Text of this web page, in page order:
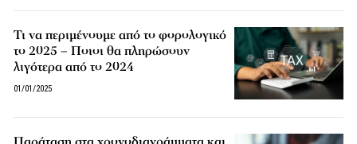
Τι να περιμένουμε από το φορολογικό
το 2025 – Ποιοι θα πληρώσουν
λιγότερα από το 2024
01/01/2025